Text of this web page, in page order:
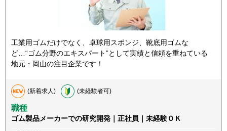
工業用ゴムだけでなく、卓球用スポンジ、靴底用ゴムな
ど…“ゴム分野のエキスパート”として実績と信頼を重ねている
地元・岡山の注目企業です！
(新着求人) (未経験者可)
職種
ゴム製品メーカーでの研究開発｜正社員｜未経験ＯＫ